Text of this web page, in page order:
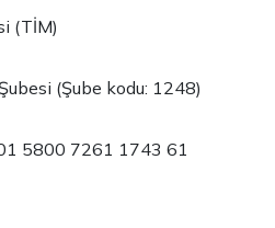
(TİM)
(Şube kodu: 1248)
5800 7261 1743 61